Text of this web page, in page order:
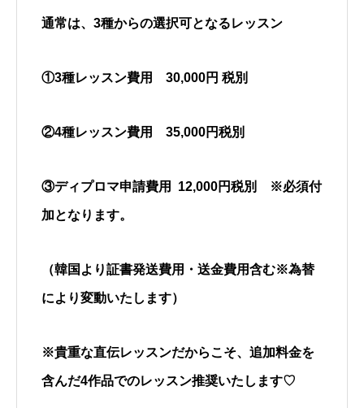
通常は、3種からの選択可となるレッスン
①3種レッスン費用 30,000円 税別
②4種レッスン費用 35,000円税別
③ディプロマ申請費用 12,000円税別 ※必須付
加となります。
（韓国より証書発送費用・送金費用含む※為替
により変動いたします）
※貴重な直伝レッスンだからこそ、追加料金を
含んだ4作品でのレッスン推奨いたします♡